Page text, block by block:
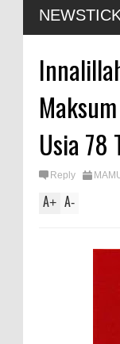
Puluhan AC
Penadah
Usia 78
Reply
A+ A-